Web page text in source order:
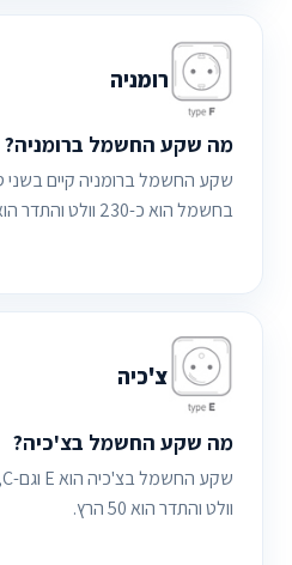
רומניה
מה שקע החשמל ברומניה?
בחשמל הוא כ-230 וולט והתדר הוא כ-50 הרץ.
צ'כיה
מה שקע החשמל בצ'כיה?
וולט והתדר הוא 50 הרץ.